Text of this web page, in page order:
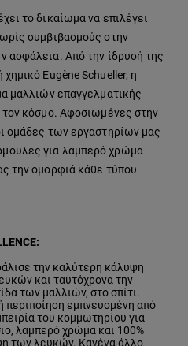
το δικαίωμα να επιλέγει
συμβιβασμούς στην
ασφάλεια. Από την ίδρυσή της
Eugène Schueller, η
μαλλιών επαγγελματικής
τον κόσμο. Αφοσιωμένες στην
ομάδες των εργαστηρίων μας
για λαμπερό χρώμα
την ομορφιά κάθε τύπου
την καλύτερη κάλυψη
και ταυτόχρονα την
των μαλλιών, στο σπίτι.
περιποίηση εμπνευσμένη από
του κομμωτηρίου για
λαμπερό χρώμα και 100%
των λευκών. Κανένα άλλο